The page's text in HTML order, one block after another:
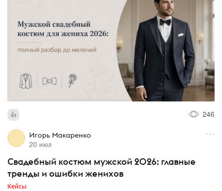
246
Игорь Макаренко
20 июл
Свадебный костюм мужской 2026: главные
тренды и ошибки женихов
Кейсы